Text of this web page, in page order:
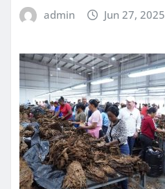
admin Jun 27, 2025